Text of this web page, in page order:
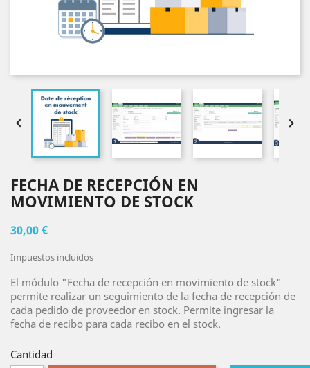
 
FECHA DE RECEPCIÓN EN
MOVIMIENTO DE STOCK
30,00 €
Impuestos incluidos
El módulo "Fecha de recepción en movimiento de stock"
permite realizar un seguimiento de la fecha de recepción de
cada pedido de proveedor en stock. Permite ingresar la
fecha de recibo para cada recibo en el stock.
Cantidad